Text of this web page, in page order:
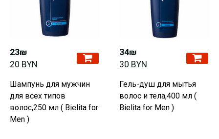
23₪
20 BYN
Шампунь для мужчин
для всех типов
волос,250 мл ( Bielita for
Men )
34₪
30 BYN
Гель-душ для мытья
волос и тела,400 мл (
Bielita for Men )